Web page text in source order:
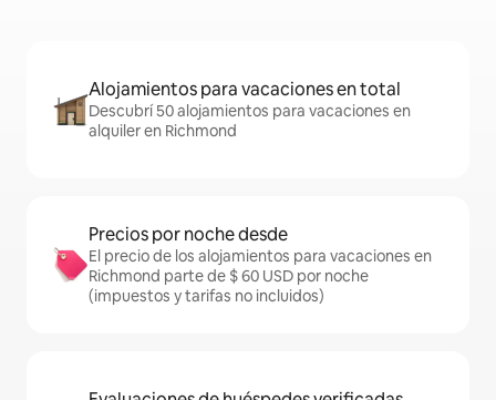
Alojamientos para vacaciones en total
Descubrí 50 alojamientos para vacaciones en
alquiler en Richmond
Precios por noche desde
El precio de los alojamientos para vacaciones en
Richmond parte de $ 60 USD por noche
(impuestos y tarifas no incluidos)